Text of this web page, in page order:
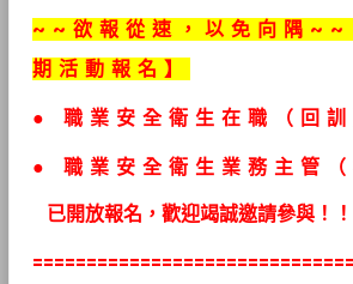
~~欲報從速，以免向隅~~
期活動報名】
● 職業安全衛生在職（回
● 職業安全衛生 業務主管（
已開放報名，歡迎竭誠邀請參與！！